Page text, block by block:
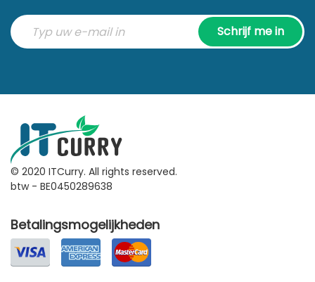
Schrijf me in
© 2020 ITCurry. All rights reserved.
btw - BE0450289638
Betalingsmogelijkheden